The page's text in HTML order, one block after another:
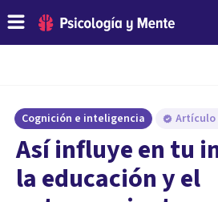
Cognición e inteligencia Artículo
Así influye en tu
la educación y el